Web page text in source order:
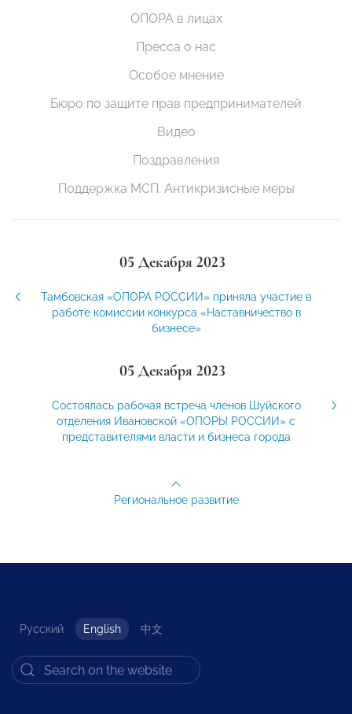
ОПОРА в лицах
Пресса о нас
Особое мнение
Бюро по защите прав предпринимателей
Видео
Поздравления
Поддержка МСП. Антикризисные меры
05 Декабря 2023
Тамбовская «ОПОРА РОССИИ» приняла участие в
работе комиссии конкурса «Наставничество в
бизнесе»
05 Декабря 2023
Состоялась рабочая встреча членов Шуйского
отделения Ивановской «ОПОРЫ РОССИИ» с
представителями власти и бизнеса города
Региональное развитие
Русский English 中文